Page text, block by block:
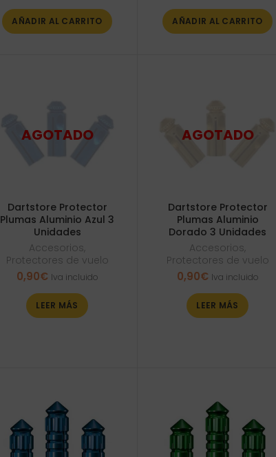
AÑADIR AL CARRITO AÑADIR AL CARRITO
Dartstore Protector
Plumas Aluminio Azul 3
Unidades
Accesorios,
Protectores de vuelo
0,90€ Iva incluido
LEER MÁS
Dartstore Protector
Plumas Aluminio
Dorado 3 Unidades
Accesorios,
Protectores de vuelo
0,90€ Iva incluido
LEER MÁS